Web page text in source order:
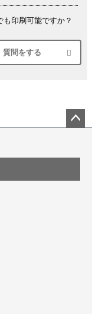
印刷可能ですか？
刷するときの設定
りますか
りますか？
ありますか？
質問をする
ップ